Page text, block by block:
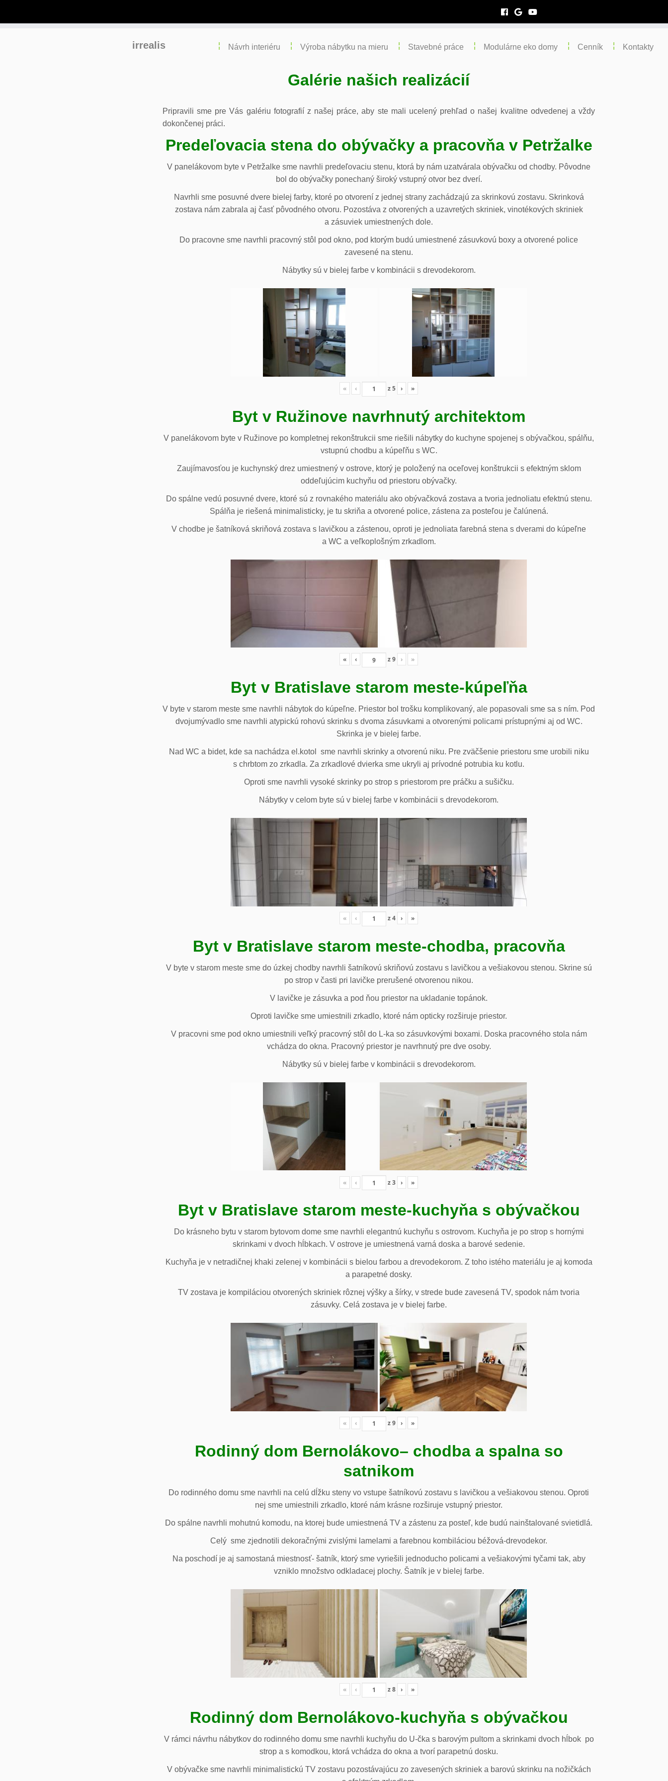
irrealis Návrh interiéru Výroba nábytku na mieru Stavebné práce Modulárne eko domy Cenník Kontakty
Galérie našich realizácií
Pripravili sme pre Vás galériu fotografií z našej práce, aby ste mali ucelený prehľad o našej kvalitne odvedenej a vždy
dokončenej práci.
Predeľovacia stena do obývačky a pracovňa v Petržalke
V panelákovom byte v Petržalke sme navrhli predeľovaciu stenu, ktorá by nám uzatvárala obývačku od chodby. Pôvodne
bol do obývačky ponechaný široký vstupný otvor bez dverí.
Navrhli sme posuvné dvere bielej farby, ktoré po otvorení z jednej strany zachádzajú za skrinkovú zostavu. Skrinková
zostava nám zabrala aj časť pôvodného otvoru. Pozostáva z otvorených a uzavretých skriniek, vinotékových skriniek
a zásuviek umiestnených dole.
Do pracovne sme navrhli pracovný stôl pod okno, pod ktorým budú umiestnené zásuvkovú boxy a otvorené police
zavesené na stenu.
Nábytky sú v bielej farbe v kombinácii s drevodekorom.
« ‹ z5 › »
Byt v Ružinove navrhnutý architektom
V panelákovom byte v Ružinove po kompletnej rekonštrukcii sme riešili nábytky do kuchyne spojenej s obývačkou, spálňu,
vstupnú chodbu a kúpeľňu s WC.
Zaujímavosťou je kuchynský drez umiestnený v ostrove, ktorý je položený na oceľovej konštrukcii s efektným sklom
oddeľujúcim kuchyňu od priestoru obývačky.
Do spálne vedú posuvné dvere, ktoré sú z rovnakého materiálu ako obývačková zostava a tvoria jednoliatu efektnú stenu.
Spálňa je riešená minimalisticky, je tu skriňa a otvorené police, zástena za posteľou je čalúnená.
V chodbe je šatníková skriňová zostava s lavičkou a zástenou, oproti je jednoliata farebná stena s dverami do kúpeľne
a WC a veľkoplošným zrkadlom.
« ‹ z9 › »
Byt v Bratislave starom meste-kúpeľňa
V byte v starom meste sme navrhli nábytok do kúpeľne. Priestor bol trošku komplikovaný, ale popasovali sme sa s ním. Pod
dvojumývadlo sme navrhli atypickú rohovú skrinku s dvoma zásuvkami a otvorenými policami prístupnými aj od WC.
Skrinka je v bielej farbe.
Nad WC a bidet, kde sa nachádza el.kotol sme navrhli skrinky a otvorenú niku. Pre zväčšenie priestoru sme urobili niku
s chrbtom zo zrkadla. Za zrkadlové dvierka sme ukryli aj prívodné potrubia ku kotlu.
Oproti sme navrhli vysoké skrinky po strop s priestorom pre práčku a sušičku.
Nábytky v celom byte sú v bielej farbe v kombinácii s drevodekorom.
« ‹ z4 › »
Byt v Bratislave starom meste-chodba, pracovňa
V byte v starom meste sme do úzkej chodby navrhli šatníkovú skriňovú zostavu s lavičkou a vešiakovou stenou. Skrine sú
po strop v časti pri lavičke prerušené otvorenou nikou.
V lavičke je zásuvka a pod ňou priestor na ukladanie topánok.
Oproti lavičke sme umiestnili zrkadlo, ktoré nám opticky rozširuje priestor.
V pracovni sme pod okno umiestnili veľký pracovný stôl do L-ka so zásuvkovými boxami. Doska pracovného stola nám
vchádza do okna. Pracovný priestor je navrhnutý pre dve osoby.
Nábytky sú v bielej farbe v kombinácii s drevodekorom.
« ‹ z3 › »
Byt v Bratislave starom meste-kuchyňa s obývačkou
Do krásneho bytu v starom bytovom dome sme navrhli elegantnú kuchyňu s ostrovom. Kuchyňa je po strop s hornými
skrinkami v dvoch hĺbkach. V ostrove je umiestnená varná doska a barové sedenie.
Kuchyňa je v netradičnej khaki zelenej v kombinácii s bielou farbou a drevodekorom. Z toho istého materiálu je aj komoda
a parapetné dosky.
TV zostava je kompiláciou otvorených skriniek rôznej výšky a šírky, v strede bude zavesená TV, spodok nám tvoria
zásuvky. Celá zostava je v bielej farbe.
« ‹ z9 › »
Rodinný dom Bernolákovo– chodba a spalna so
satnikom
Do rodinného domu sme navrhli na celú dĺžku steny vo vstupe šatníkovú zostavu s lavičkou a vešiakovou stenou. Oproti
nej sme umiestnili zrkadlo, ktoré nám krásne rozširuje vstupný priestor.
Do spálne navrhli mohutnú komodu, na ktorej bude umiestnená TV a zástenu za posteľ, kde budú nainštalované svietidlá.
Celý sme zjednotili dekoračnými zvislými lamelami a farebnou kombiláciou béžová-drevodekor.
Na poschodí je aj samostaná miestnosť- šatník, ktorý sme vyriešili jednoducho policami a vešiakovými tyčami tak, aby
vzniklo množstvo odkladacej plochy. Šatník je v bielej farbe.
« ‹ z8 › »
Rodinný dom Bernolákovo-kuchyňa s obývačkou
V rámci návrhu nábytkov do rodinného domu sme navrhli kuchyňu do U-čka s barovým pultom a skrinkami dvoch hĺbok po
strop a s komodkou, ktorá vchádza do okna a tvorí parapetnú dosku.
V obývačke sme navrhli minimalistickú TV zostavu pozostávajúcu zo zavesených skriniek a barovú skrinku na nožičkách